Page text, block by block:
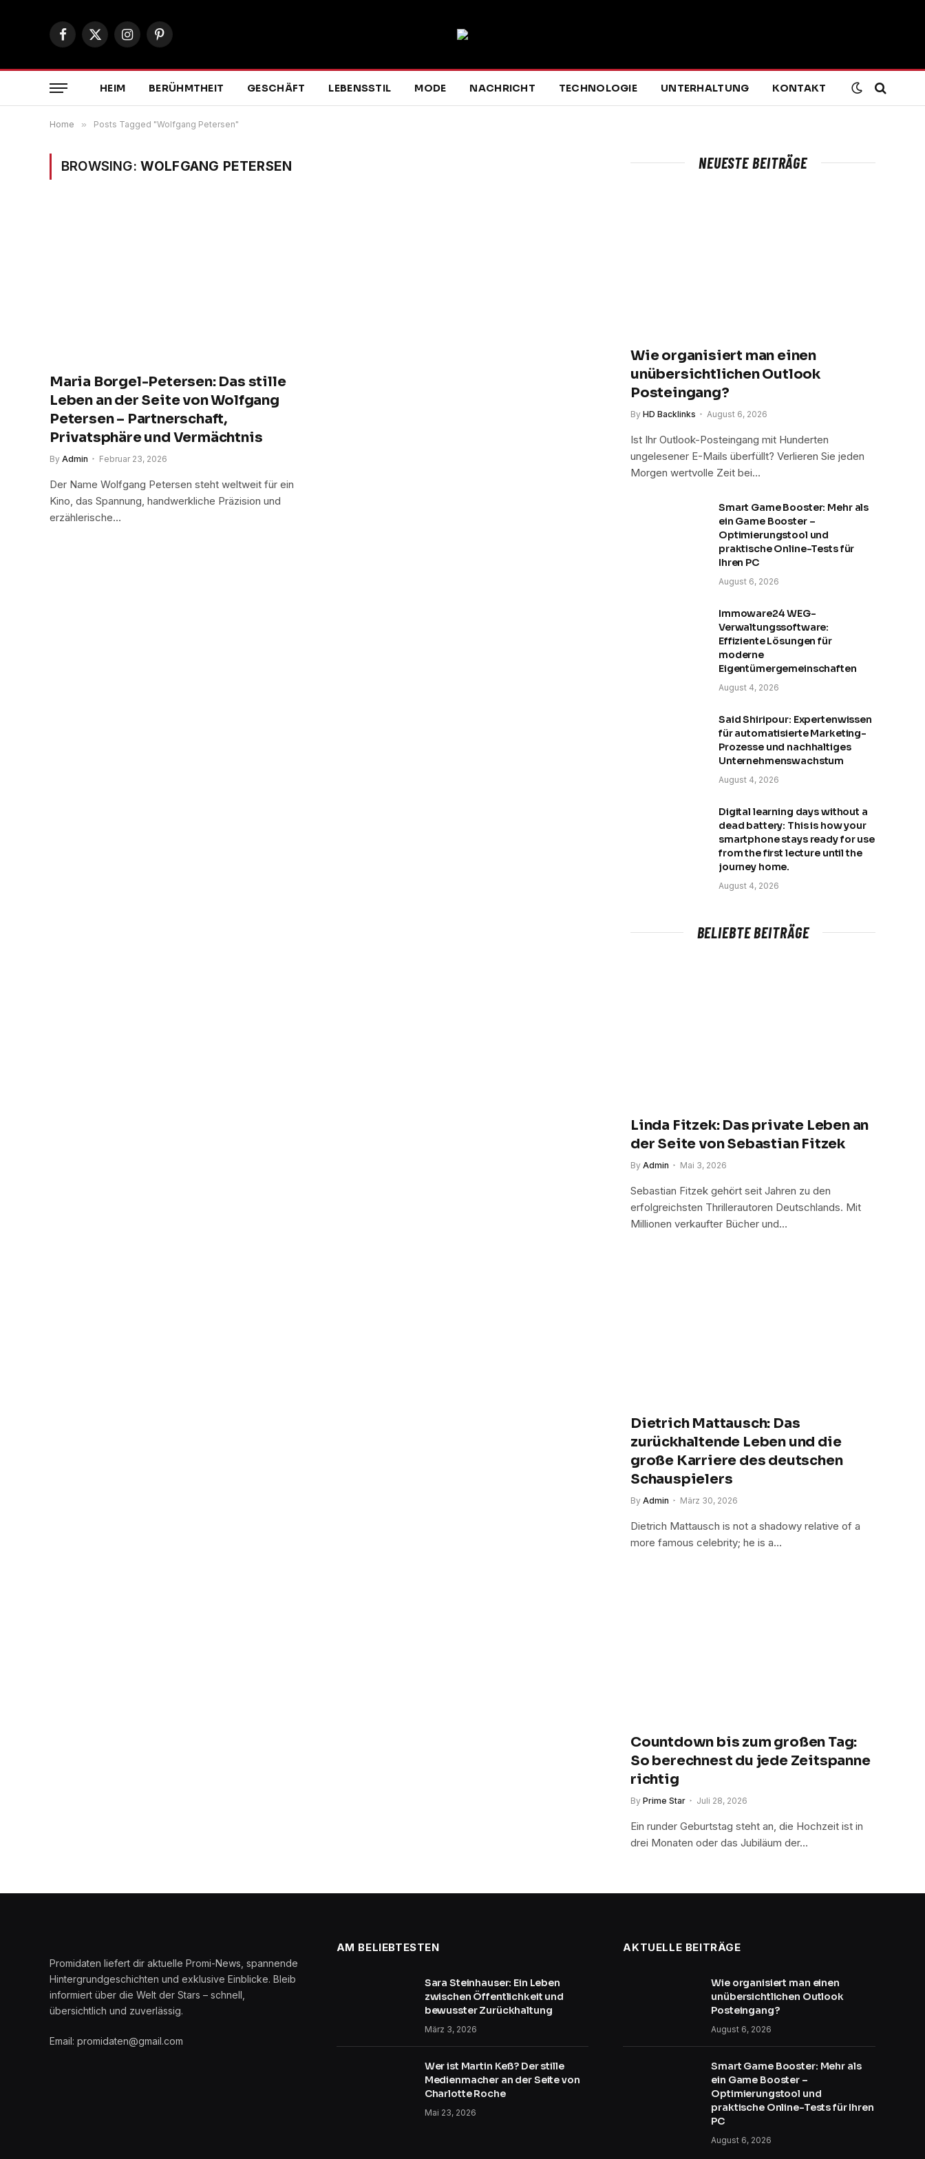
Facebook
X
InstagramPinterest
HEIM BERÜHMTHEIT GESCHÄFT LEBENSSTIL MODE NACHRICHT TECHNOLOGIE UNTERHALTUNG KONTAKT
Home » Posts Tagged "Wolfgang Petersen"
BROWSING: WOLFGANG PETERSEN
Maria Borgel-Petersen: Das stille
Leben an der Seite von Wolfgang
Petersen – Partnerschaft,
Privatsphäre und Vermächtnis
By Admin Februar 23, 2026
Der Name Wolfgang Petersen steht weltweit für ein
Kino, das Spannung, handwerkliche Präzision und
erzählerische…
NEUESTE BEITRÄGE
Wie organisiert man einen
unübersichtlichen Outlook
Posteingang?
By HD Backlinks August 6, 2026
Ist Ihr Outlook-Posteingang mit Hunderten
ungelesener E-Mails überfüllt? Verlieren Sie jeden
Morgen wertvolle Zeit bei…
Smart Game Booster: Mehr als
ein Game Booster –
Optimierungstool und
praktische Online-Tests für
Ihren PC
August 6, 2026
Immoware24 WEG-
Verwaltungssoftware:
Effiziente Lösungen für
moderne
Eigentümergemeinschaften
August 4, 2026
Said Shiripour: Expertenwissen
für automatisierte Marketing-
Prozesse und nachhaltiges
Unternehmenswachstum
August 4, 2026
Digital learning days without a
dead battery: This is how your
smartphone stays ready for use
from the first lecture until the
journey home.
August 4, 2026
BELIEBTE BEITRÄGE
Linda Fitzek: Das private Leben an
der Seite von Sebastian Fitzek
By Admin Mai 3, 2026
Sebastian Fitzek gehört seit Jahren zu den
erfolgreichsten Thrillerautoren Deutschlands. Mit
Millionen verkaufter Bücher und…
Dietrich Mattausch: Das
zurückhaltende Leben und die
große Karriere des deutschen
Schauspielers
By Admin März 30, 2026
Dietrich Mattausch is not a shadowy relative of a
more famous celebrity; he is a…
Countdown bis zum großen Tag:
So berechnest du jede Zeitspanne
richtig
By Prime Star Juli 28, 2026
Ein runder Geburtstag steht an, die Hochzeit ist in
drei Monaten oder das Jubiläum der…
Promidaten liefert dir aktuelle Promi-News, spannende
Hintergrundgeschichten und exklusive Einblicke. Bleib
informiert über die Welt der Stars – schnell,
übersichtlich und zuverlässig.
Email: promidaten@gmail.com
AM BELIEBTESTEN
Sara Steinhauser: Ein Leben
zwischen Öffentlichkeit und
bewusster Zurückhaltung
März 3, 2026
Wer ist Martin Keß? Der stille
Medienmacher an der Seite von
Charlotte Roche
Mai 23, 2026
AKTUELLE BEITRÄGE
Wie organisiert man einen
unübersichtlichen Outlook
Posteingang?
August 6, 2026
Smart Game Booster: Mehr als
ein Game Booster –
Optimierungstool und
praktische Online-Tests für Ihren
PC
August 6, 2026